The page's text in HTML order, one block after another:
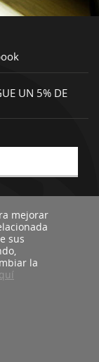
UN 5% DE
mejorar
sus
la